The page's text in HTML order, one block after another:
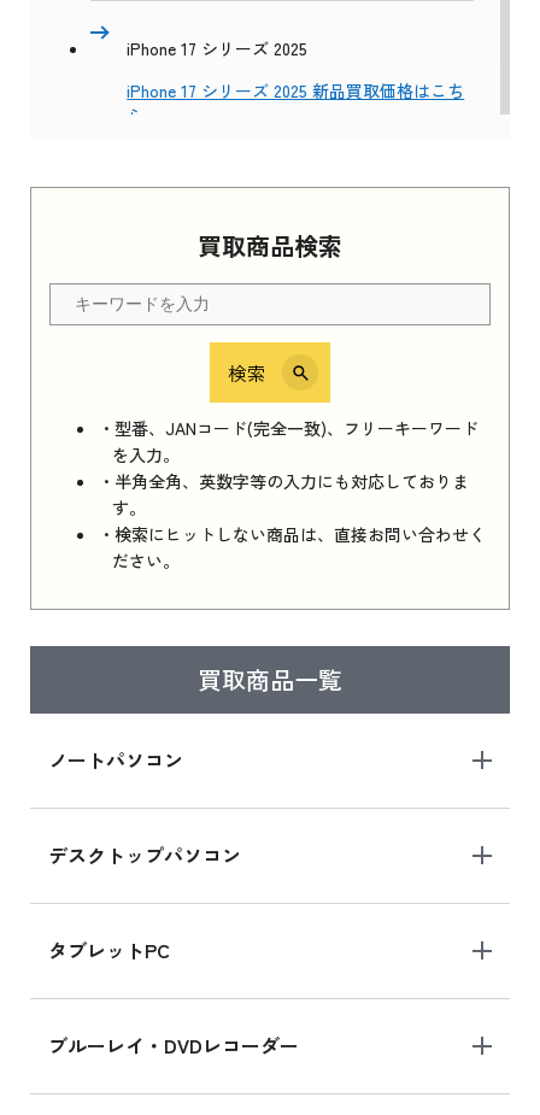
買取商品検索
検索
・型番、JANコード(完全一致)、フリーキーワード
を入力。
・半角全角、英数字等の入力にも対応しておりま
す。
・検索にヒットしない商品は、直接お問い合わせく
ださい。
買取商品一覧
ノートパソコン
デスクトップパソコン
タブレットPC
ブルーレイ・DVDレコーダー
iPhone 17 シリーズ 2025
iPhone 17 シリーズ 2025 新品買取価格はこち
ら
Apple Watch Series 11 2025 新品買取価格はこ
ちら
iPhone 16e シリーズ 2025
iPhone 16e シリーズ 2025 新品買取価格はこち
ら
iPad 11インチ 2025年春モデル
はこちら
ら
iPad mini シリーズ 2024
iPad mini 8.3インチ の新品買取価格
iPhone 16 シリーズ
iPhone 16 の新品買取価格